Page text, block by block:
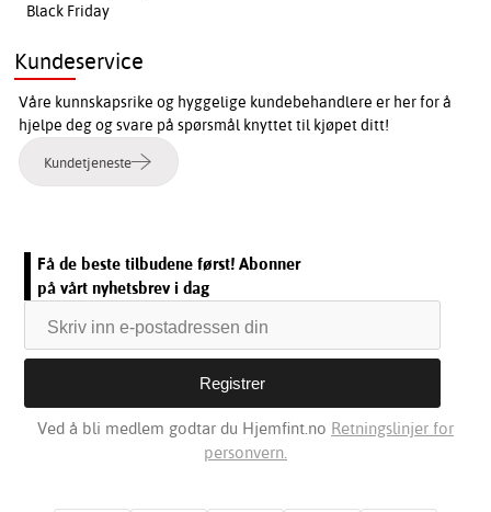
Black Friday
Kundeservice
Våre kunnskapsrike og hyggelige kundebehandlere er her for å
hjelpe deg og svare på spørsmål knyttet til kjøpet ditt!
Kundetjeneste
Få de beste tilbudene først! Abonner
på vårt nyhetsbrev i dag
Ved å bli medlem godtar du Hjemfint.no Retningslinjer for
personvern.